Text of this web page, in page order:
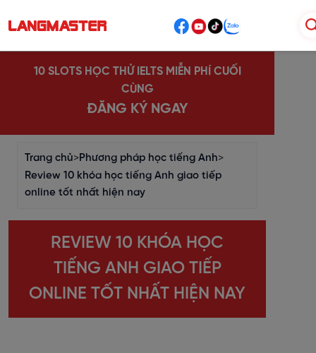
10 SLOTS HỌC THỬ IELTS MIỄN PHÍ CUỐI
CÙNG
ĐĂNG KÝ NGAY
Trang chủ>Phương pháp học tiếng Anh>
Review 10 khóa học tiếng Anh giao tiếp
online tốt nhất hiện nay
REVIEW 10 KHÓA HỌC
TIẾNG ANH GIAO TIẾP
ONLINE TỐT NHẤT HIỆN NAY